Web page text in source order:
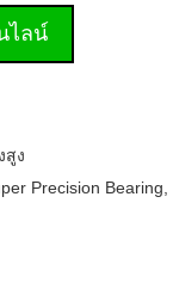
ไลน์
สูง
Precision Bearing